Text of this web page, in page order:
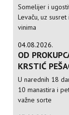
Somelijer i
Levaču, uz
vinima
04.08.2026.
OD
KRSTIĆ
U narednih 18
10 manastira i
važne sorte